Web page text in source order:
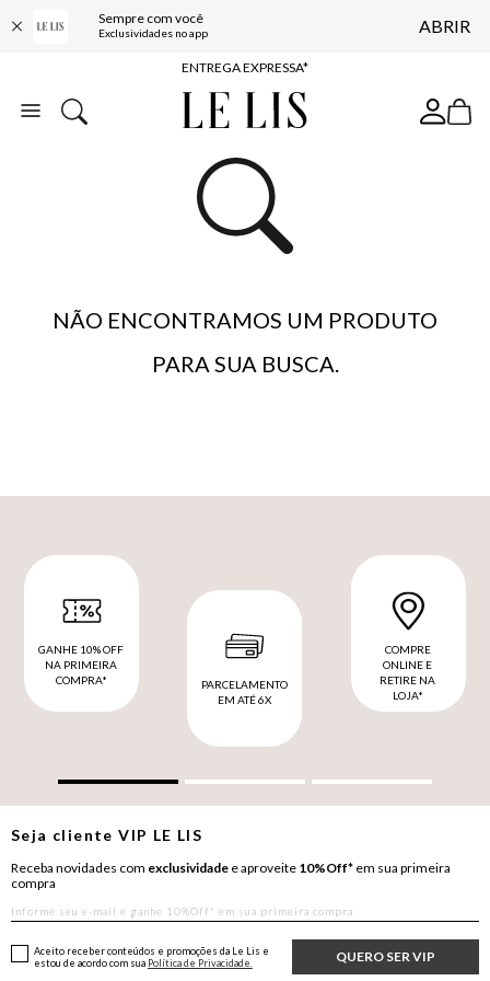
Sempre com você
Exclusividades no app ABRIR
COMPRE ONLINE E RETIRE EM LOJA*
ENTREGA EXPRESSA*
FRETE GRÁTIS*
10% OFF NA PRIMEIRA COMPRA*
NÃO ENCONTRAMOS UM PRODUTO
PARA SUA BUSCA.
GANHE 10% OFF
NA PRIMEIRA
COMPRA*
PARCELAMENTO
EM ATÉ 6X
COMPRE
ONLINE E
RETIRE NA
LOJA*
Seja clienteVIP LE LIS
Receba novidades com exclusividade e aproveite 10%Off* em sua primeira
compra
QUERO SER VIP
Aceito receber conteúdos e promoções da Le Lis e
estou de acordo com sua Política de Privacidade.